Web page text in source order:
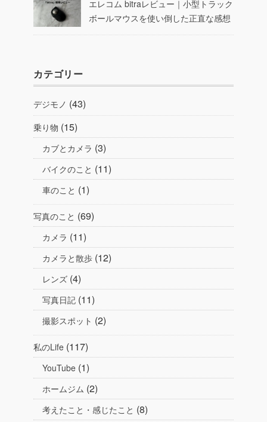
エレコム bitraレビュー｜小型トラック
ボールマウスを使い倒した正直な感想
カテゴリー
デジモノ (43)
乗り物 (15)
カブとカメラ (3)
バイクのこと (11)
車のこと (1)
写真のこと (69)
カメラ (11)
カメラと散歩 (12)
レンズ (4)
写真日記 (11)
撮影スポット (2)
私のLife (117)
YouTube (1)
ホームジム (2)
考えたこと・感じたこと (8)